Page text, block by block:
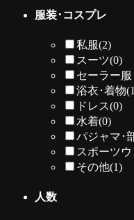
服装･コスプレ
私服(2)
スーツ(0)
セーラー
浴衣･着物
ドレス(0)
水着(0)
パジャマ･
スポーツ
その他(1)
人数